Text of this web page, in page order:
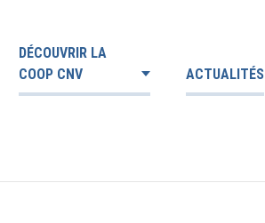
DÉCOUVRIR LA
COOP CNV
ACTUALITÉS